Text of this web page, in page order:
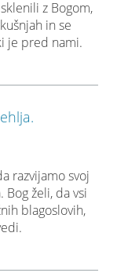
z Bogom,
in se
je pred nami.
razvijamo svoj
želi, da vsi
blagoslovih,